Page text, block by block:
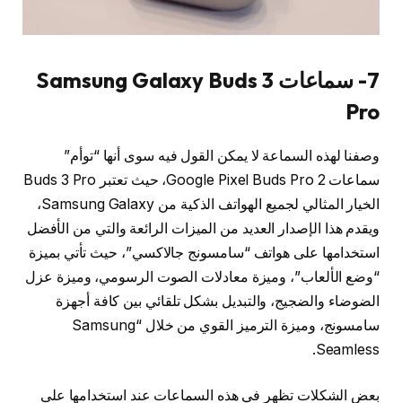
7- سماعات Samsung Galaxy Buds 3
Pro
وصفنا لهذه السماعة لا يمكن القول فيه سوى أنها “توأم”
سماعات Google Pixel Buds Pro 2، حيث تعتبر Buds 3 Pro
الخيار المثالي لجميع الهواتف الذكية من Samsung Galaxy،
ويقدم هذا الإصدار العديد من الميزات الرائعة والتي من الأفضل
استخدامها على هواتف “سامسونج جالاكسي”، حيث تأتي بميزة
“وضع الألعاب”، وميزة معادلات الصوت الرسومي، وميزة عزل
الضوضاء والضجيج، والتبديل بشكل تلقائي بين كافة أجهزة
سامسونج، وميزة الترميز القوي من خلال “Samsung
Seamless.
بعض الشكلات تظهر في هذه السماعات عند استخدامها على